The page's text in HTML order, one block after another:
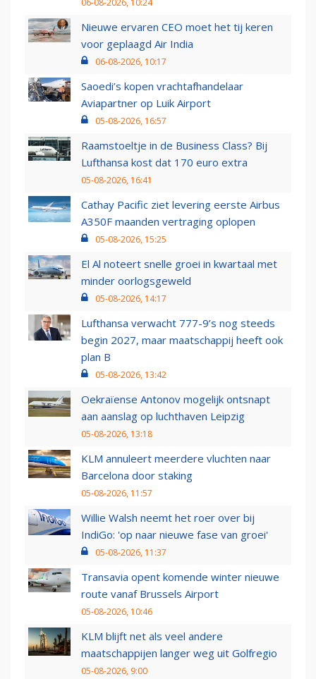
Nieuwe ervaren CEO moet het tij keren
voor geplaagd Air India
06-08-2026, 10:17
Saoedi’s kopen vrachtafhandelaar
Aviapartner op Luik Airport
05-08-2026, 16:57
Raamstoeltje in de Business Class? Bij
Lufthansa kost dat 170 euro extra
05-08-2026, 16:41
Cathay Pacific ziet levering eerste Airbus
A350F maanden vertraging oplopen
05-08-2026, 15:25
El Al noteert snelle groei in kwartaal met
minder oorlogsgeweld
05-08-2026, 14:17
Lufthansa verwacht 777-9’s nog steeds
begin 2027, maar maatschappij heeft ook
plan B
05-08-2026, 13:42
Oekraïense Antonov mogelijk ontsnapt
aan aanslag op luchthaven Leipzig
05-08-2026, 13:18
KLM annuleert meerdere vluchten naar
Barcelona door staking
05-08-2026, 11:57
Willie Walsh neemt het roer over bij
IndiGo: 'op naar nieuwe fase van groei'
05-08-2026, 11:37
Transavia opent komende winter nieuwe
route vanaf Brussels Airport
05-08-2026, 10:46
KLM blijft net als veel andere
maatschappijen langer weg uit Golfregio
05-08-2026, 9:00